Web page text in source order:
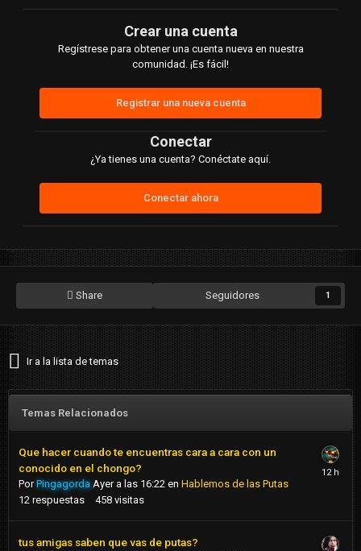
Crear una cuenta
Regístrese para obtener una cuenta nueva en nuestra
comunidad. ¡Es fácil!
Registrar una nueva cuenta
Conectar
¿Ya tienes una cuenta? Conéctate aquí.
Conectar ahora
Share Seguidores 1
Ir a la lista de temas
Temas Relacionados
Que hacer cuando te encuentras cara a cara con un
conocido en el chongo?
PorPingagorda Ayer a las 16:22 en Hablemos de las Putas
12 respuestas 458 visitas
tus amigas saben que vas de putas?